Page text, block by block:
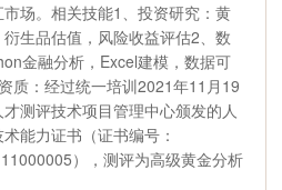
场。相关技能1、投资研究：黄
生品估值，风险收益评估2、数
金融分析，Excel建模，数据可
质：经过统一培训2021年11月19
测评技术项目管理中心颁发的人
能力证书（证书编号：
），测评为高级黄金分析